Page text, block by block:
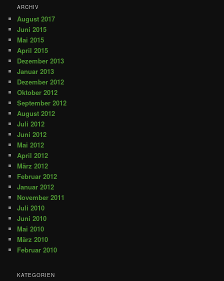
ARCHIV
August 2017
Juni 2015
Mai 2015
April 2015
Dezember 2013
Januar 2013
Dezember 2012
Oktober 2012
September 2012
August 2012
Juli 2012
Juni 2012
Mai 2012
April 2012
März 2012
Februar 2012
Januar 2012
November 2011
Juli 2010
Juni 2010
Mai 2010
März 2010
Februar 2010
KATEGORIEN